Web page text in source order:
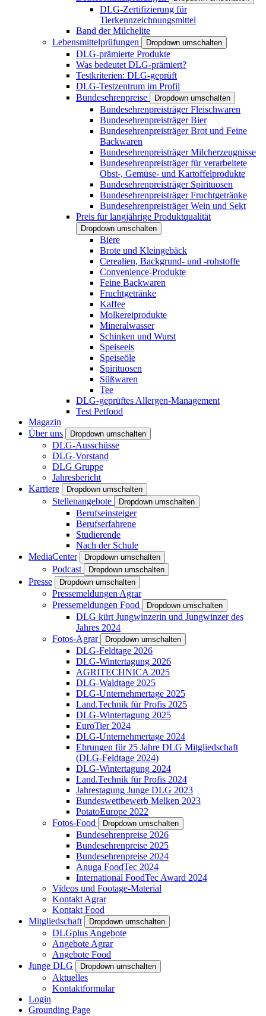
DLG-Zertifizierung für
Tierkennzeichnungsmittel
Band der Milchelite
Lebensmittelprüfungen
Dropdown umschalten
DLG-prämierte Produkte
Was bedeutet DLG-prämiert?
Testkriterien: DLG-geprüft
DLG-Testzentrum im Profil
Bundesehrenpreise
Dropdown umschalten
Bundesehrenpreisträger Fleischwaren
Bundesehrenpreisträger Bier
Bundesehrenpreisträger Brot und Feine
Backwaren
Bundesehrenpreisträger Milcherzeugnisse
Bundesehrenpreisträger für verarbeitete
Obst-, Gemüse- und Kartoffelprodukte
Bundesehrenpreisträger Spirituosen
Bundesehrenpreisträger Fruchtgetränke
Bundesehrenpreisträger Wein und Sekt
Preis für langjährige Produktqualität
Dropdown umschalten
Biere
Brote und Kleingebäck
Cerealien, Backgrund- und -rohstoffe
Convenience-Produkte
Feine Backwaren
Fruchtgetränke
Kaffee
Molkereiprodukte
Mineralwasser
Schinken und Wurst
Speiseeis
Speiseöle
Spirituosen
Süßwaren
Tee
DLG-geprüftes Allergen-Management
Test Petfood
Magazin
Über uns
Dropdown umschalten
DLG-Ausschüsse
DLG-Vorstand
DLG Gruppe
Jahresbericht
Karriere
Dropdown umschalten
Stellenangebote Dropdown umschalten
Berufseinsteiger
Berufserfahrene
Studierende
Nach der Schule
MediaCenter
Dropdown umschalten
Podcast Dropdown umschalten
Presse Dropdown umschalten
Pressemeldungen Agrar
Pressemeldungen Food
Dropdown umschalten
DLG kürt Jungwinzerin und Jungwinzer des
Jahres 2024
Fotos-Agrar
Dropdown umschalten
DLG-Feldtage 2026
DLG-Wintertagung 2026
AGRITECHNICA 2025
DLG-Waldtage 2025
DLG-Unternehmertage 2025
Land.Technik für Profis 2025
DLG-Wintertagung 2025
EuroTier 2024
DLG-Unternehmertage 2024
Ehrungen für 25 Jahre DLG Mitgliedschaft
(DLG-Feldtage 2024)
DLG-Wintertagung 2024
Land.Technik für Profis 2024
Jahrestagung Junge DLG 2023
Bundeswettbewerb Melken 2023
PotatoEurope 2022
Fotos-Food
Dropdown umschalten
Bundesehrenpreise 2026
Bundesehrenpreise 2025
Bundesehrenpreise 2024
Anuga FoodTec 2024
International FoodTec Award 2024
Videos und Footage-Material
Kontakt Agrar
Kontakt Food
Mitgliedschaft
Dropdown umschalten
DLGplus Angebote
Angebote Agrar
Angebote Food
Junge DLG
Dropdown umschalten
Aktuelles
Kontaktformular
Login
Grounding Page